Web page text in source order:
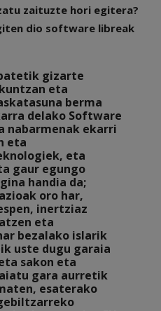
zaituzte hori egitera?
dio software libreak
gizarte
eta
berma
delako Software
nabarmenak ekarri
eta
eta
gaur egungo
handia da;
oro har,
inertziaz
eta
bezalako islarik
uste dugu garaia
sakon eta
gara aurretik
esaterako